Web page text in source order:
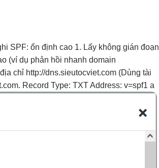
SPF:ổn định cao 1. Lấy không gián đoạn
(ví dụ phản hồi nhanh domain
chỉ http://dns.sieutocviet.com (Dùng tài
Record Type: TXT Address: v=spf1 a